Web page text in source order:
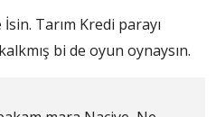
Tarım Kredi parayı
bi de oyun oynaysın.